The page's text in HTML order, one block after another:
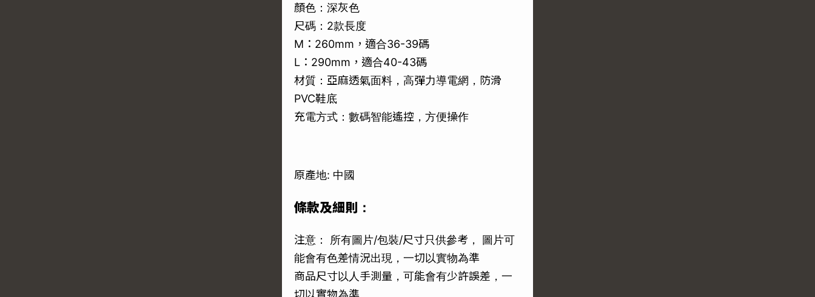
顏色：深灰色
尺碼：2款長度
M：260mm，適合36-39碼
L：290mm，適合40-43碼
材質：亞麻透氣面料，高彈力導電網，防滑
PVC鞋底
充電方式：數碼智能遙控，方便操作
原產地: 中國
條款及細則：
注意： 所有圖片/包裝/尺寸只供參考， 圖片可
能會有色差情況出現，一切以實物為準
商品尺寸以人手測量，可能會有少許誤差，一
切以實物為準